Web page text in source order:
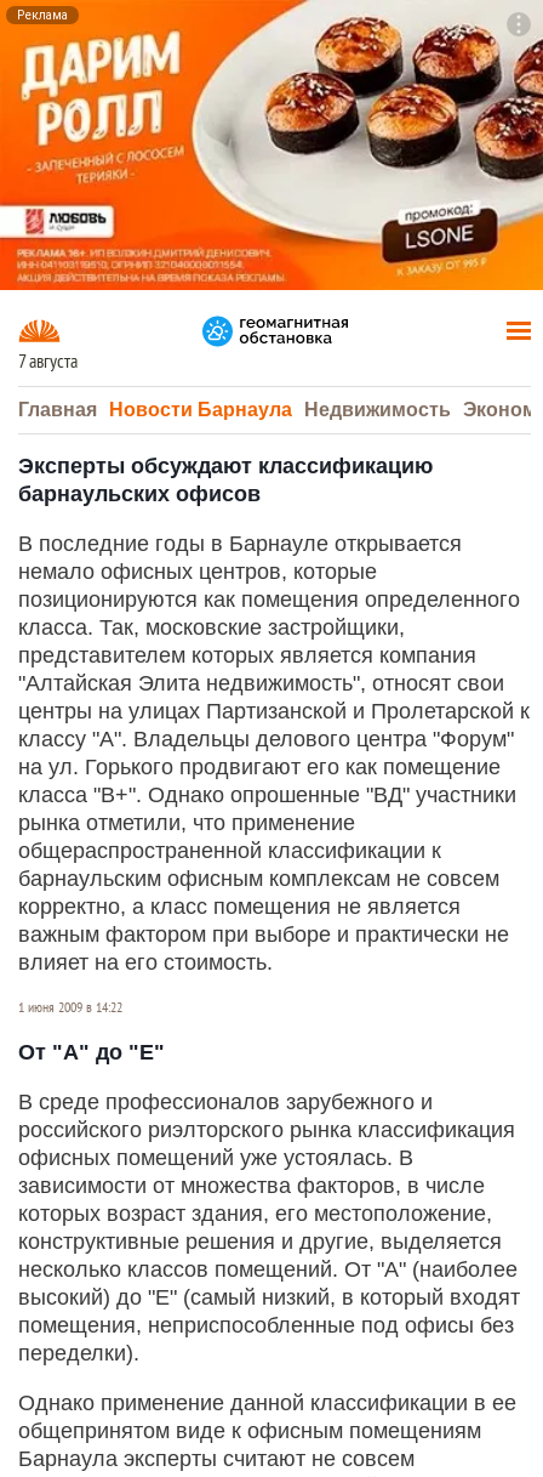
Реклама
7 августа
Главная Новости Барнаула Недвижимость
Эксперты обсуждают классификацию
барнаульских офисов
В последние годы в Барнауле открывается
немало офисных центров, которые
позиционируются как помещения определенного
класса. Так, московские застройщики,
представителем которых является компания
"Алтайская Элита недвижимость", относят свои
центры на улицах Партизанской и Пролетарской к
классу "А". Владельцы делового центра "Форум"
на ул. Горького продвигают его как помещение
класса "В+". Однако опрошенные "ВД" участники
рынка отметили, что применение
общераспространенной классификации к
барнаульским офисным комплексам не совсем
корректно, а класс помещения не является
важным фактором при выборе и практически не
влияет на его стоимость.
1 июня 2009 в 14:22
От "А" до "Е"
В среде профессионалов зарубежного и
российского риэлторского рынка классификация
офисных помещений уже устоялась. В
зависимости от множества факторов, в числе
которых возраст здания, его местоположение,
конструктивные решения и другие, выделяется
несколько классов помещений. От "А" (наиболее
высокий) до "Е" (самый низкий, в который входят
помещения, неприспособленные под офисы без
переделки).
Однако применение данной классификации в ее
общепринятом виде к офисным помещениям
Барнаула эксперты считают не совсем